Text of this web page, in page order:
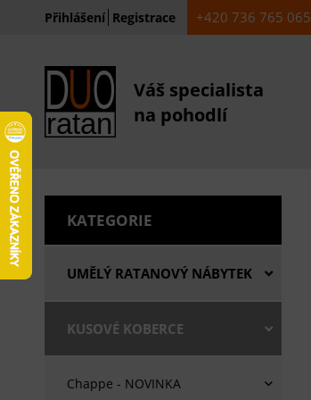
Přihlášení Registrace +420 736 765 065
Váš specialista
na pohodlí
KATEGORIE
UMĚLÝ RATANOVÝ NÁBYTEK
KUSOVÉ KOBERCE
Chappe - NOVINKA